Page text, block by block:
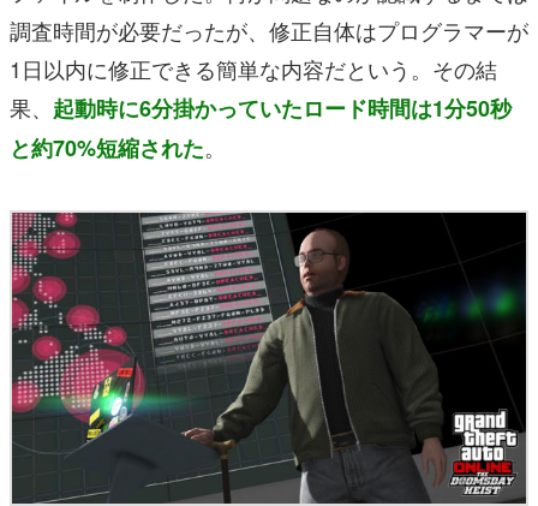
調査時間が必要だったが、修正自体はプログラマーが
1日以内に修正できる簡単な内容だという。その結
果、 起動時に6分掛かっていたロード時間は1分50秒
と約70%短縮された。